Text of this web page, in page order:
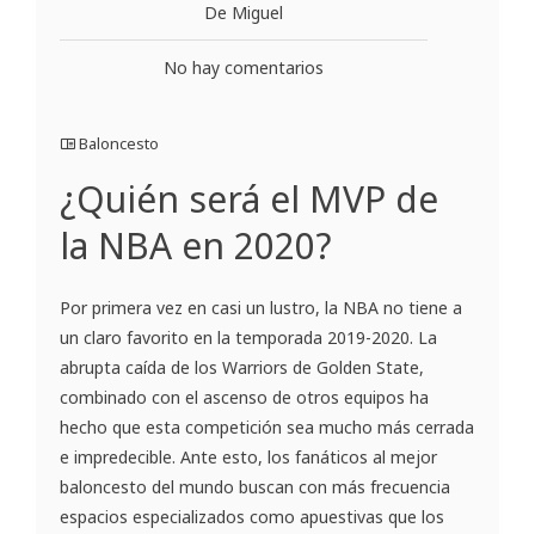
De Miguel
No hay comentarios
Baloncesto
¿Quién será el MVP de
la NBA en 2020?
Por primera vez en casi un lustro, la NBA no tiene a
un claro favorito en la temporada 2019-2020. La
abrupta caída de los Warriors de Golden State,
combinado con el ascenso de otros equipos ha
hecho que esta competición sea mucho más cerrada
e impredecible. Ante esto, los fanáticos al mejor
baloncesto del mundo buscan con más frecuencia
espacios especializados como apuestivas que los